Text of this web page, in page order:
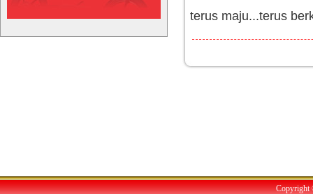
terus maju...terus
Copyright